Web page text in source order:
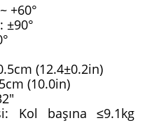
+60°
±90°
(12.4±0.2in)
(10.0in)
Kol başına ≤9.1kg